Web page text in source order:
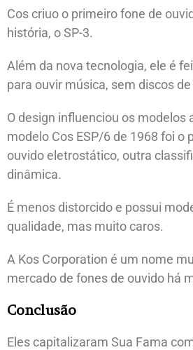
Cos criuo o primeiro fone de
história, o SP-3.
Além da nova tecnologia, ele é
para ouvir música, sem discos
O design influenciou os modelos
modelo Cos ESP/6 de 1968 foi o
ouvido eletrostático, outra
dinâmica.
É menos distorcido e possui
qualidade, mas muito caros.
A Kos Corporation é um nome
mercado de fones de ouvido há
Conclusão
Eles capitalizaram Sua Fama